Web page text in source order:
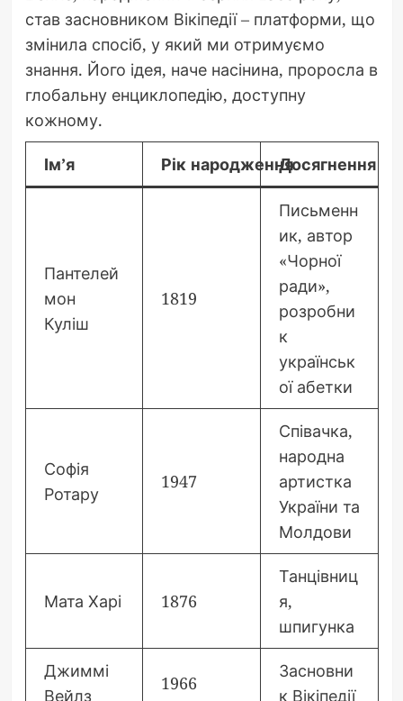
став засновником Вікіпедії – платформи, що
змінила спосіб, у який ми отримуємо
знання. Його ідея, наче насінина, проросла в
глобальну енциклопедію, доступну
кожному.
Ім’я Рік народженняДосягнення
Пантелей
мон
Куліш
1819
Письменн
ик, автор
«Чорної
ради»,
розробни
к
українськ
ої абетки
Софія
Ротару
1947
Співачка,
народна
артистка
України та
Молдови
Мата Харі 1876
Танцівниц
я,
шпигунка
Джиммі
Вейлз
1966
Засновни
к Вікіпедії